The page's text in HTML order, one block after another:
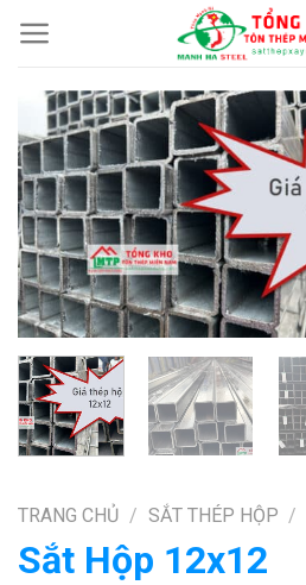
Chuyển
đến
dung
TRANG CHỦ / SẮT THÉP HỘP /
Sắt Hộp 12x12